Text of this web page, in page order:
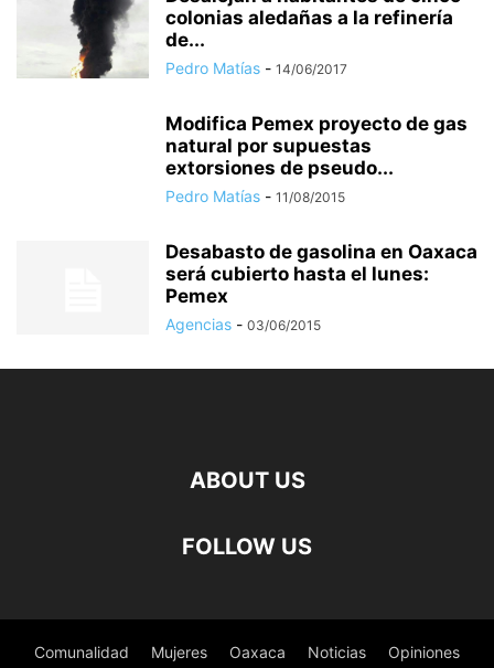
colonias aledañas a la refinería
de...
Pedro Matías - 14/06/2017
Modifica Pemex proyecto de gas
natural por supuestas
extorsiones de pseudo...
Pedro Matías - 11/08/2015
Desabasto de gasolina en Oaxaca
será cubierto hasta el lunes:
Pemex
Agencias - 03/06/2015
ABOUT US
FOLLOW US
Comunalidad Mujeres Oaxaca Noticias Opiniones